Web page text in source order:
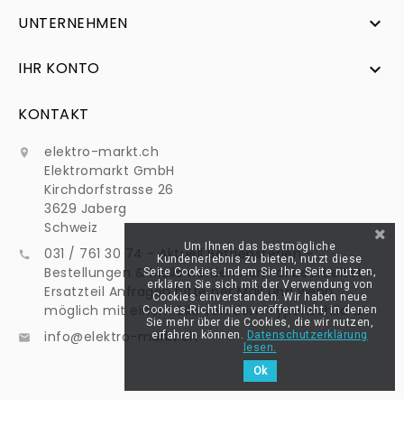
UNTERNEHMEN 
IHR KONTO 
KONTAKT

elektro-markt.ch
Elektromarkt GmbH
Kirchdorfstrasse 26
3629 Jaberg
Schweiz

031 / 761 30 74 - Aktuell Betriebsferien -
Bestellungen & Mails werden normal bearbeitet -
Ersatzteil Anfragen bitte per Mail und wenn
möglich mit einem Bild von dem Typenschild an:
 info@elektro-markt.ch
Um Ihnen das bestmögliche
Kundenerlebnis zu bieten, nutzt diese
Seite Cookies. Indem Sie Ihre Seite nutzen,
erklären Sie sich mit der Verwendung von
Cookies einverstanden. Wir haben neue
Cookies-Richtlinien veröffentlicht, in denen
Sie mehr über die Cookies, die wir nutzen,
erfahren können. Datenschutzerklärung
lesen.
Ok